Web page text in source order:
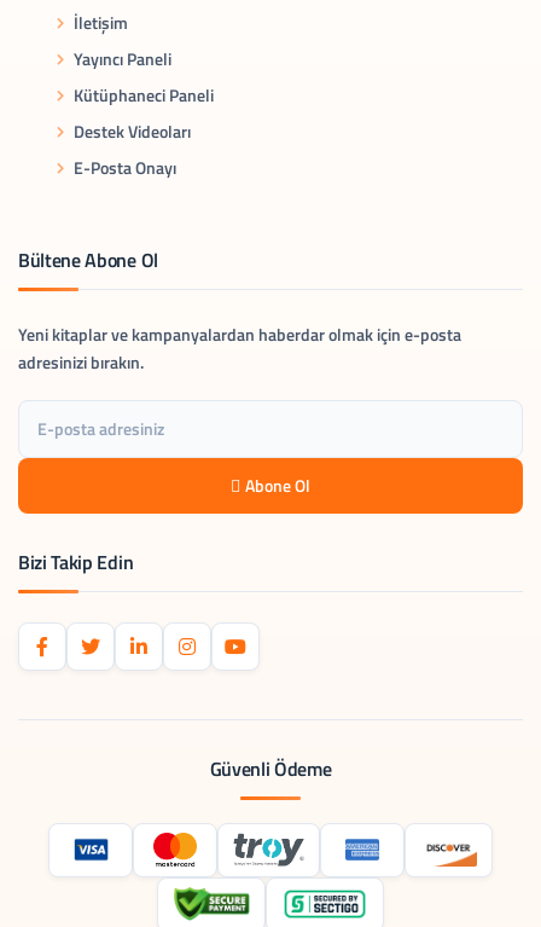
İletişim
Yayıncı Paneli
Kütüphaneci Paneli
Destek Videoları
E-Posta Onayı
Bültene Abone Ol
Yeni kitaplar ve kampanyalardan haberdar olmak için e-posta
adresinizi bırakın.
Abone Ol
Bizi Takip Edin
Güvenli Ödeme